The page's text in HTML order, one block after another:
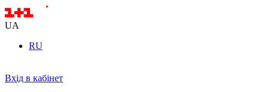
UA
RU
Вхід в кабінет